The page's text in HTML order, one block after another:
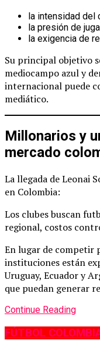
la intensidad del
la presión de
la exigencia de
Su principal objetivo
mediocampo azul y
internacional puede
mediático.
Millonarios y
mercado
La llegada de Leonai
en Colombia:
Los clubes buscan
regional, costos
En lugar de competir
instituciones están
Uruguay, Ecuador y
que puedan generar
Continue Reading
FÚTBOL